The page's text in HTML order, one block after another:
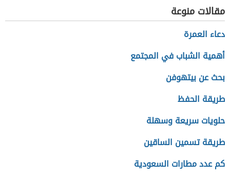
مقالات منوعة
دعاء العمرة
أهمية الشباب في المجتمع
بحث عن بيتهوفن
طريقة الحفظ
حلويات سريعة وسهلة
طريقة تسمين الساقين
كم عدد مطارات السعودية